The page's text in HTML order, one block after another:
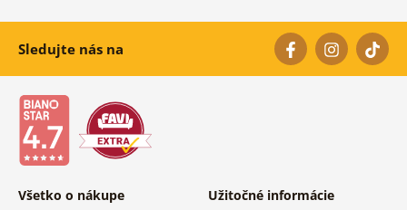
Sledujte nás na
Všetko o nákupe Užitočné informácie